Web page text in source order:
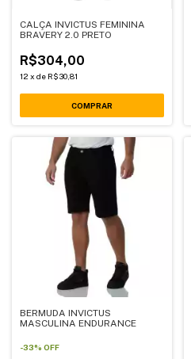
CALÇA INVICTUS FEMININA
BRAVERY 2.0 PRETO
R$304,00
12 x de R$30,81
COMPRAR
BERMUDA INVICTUS
MASCULINA ENDURANCE
-33% OFF